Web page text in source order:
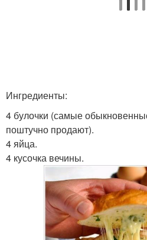
Ингредиенты:
4 булочки (самые
поштучно продают).
4 яйца.
4 кусочка вечины.